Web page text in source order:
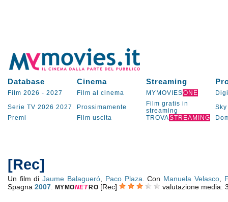
Database Cinema Streaming
Film 2026 - 2027 Film al cinema MYMOVIESONE
Serie TV 2026 2027 Prossimamente
Film gratis in
streaming
Sky
Premi
Film uscita TROVASTREAMING
[Rec]
Un film diJaume Balagueró, Paco Plaza . Con Manuela Velasco
Spagna 2007. MYMONET RO [Rec] valutazione media: